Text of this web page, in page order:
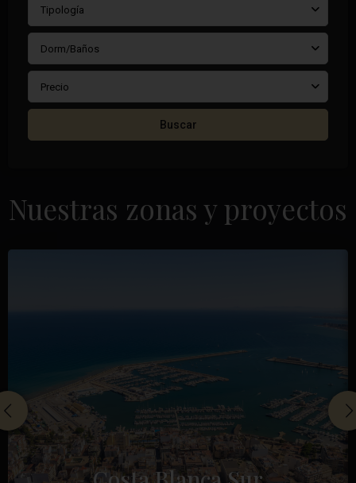
Tipología
Dorm/Baños
Precio
Buscar
Nuestras zonas y proyectos